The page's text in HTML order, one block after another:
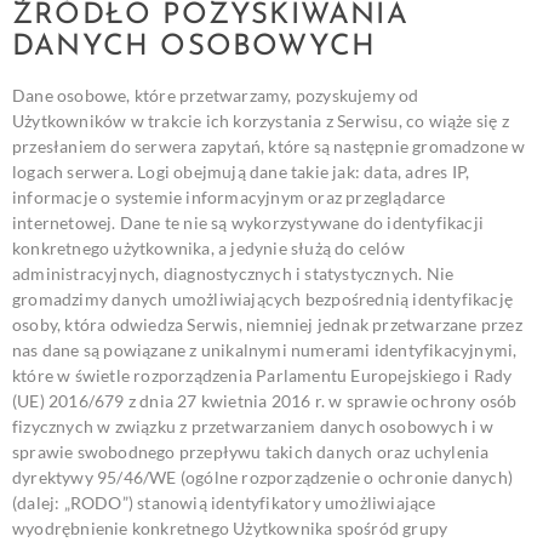
ŹRÓDŁO POZYSKIWANIA
DANYCH OSOBOWYCH
Dane osobowe, które przetwarzamy, pozyskujemy od
Użytkowników w trakcie ich korzystania z Serwisu, co wiąże się z
przesłaniem do serwera zapytań, które są następnie gromadzone w
logach serwera. Logi obejmują dane takie jak: data, adres IP,
informacje o systemie informacyjnym oraz przeglądarce
internetowej. Dane te nie są wykorzystywane do identyfikacji
konkretnego użytkownika, a jedynie służą do celów
administracyjnych, diagnostycznych i statystycznych. Nie
gromadzimy danych umożliwiających bezpośrednią identyfikację
osoby, która odwiedza Serwis, niemniej jednak przetwarzane przez
nas dane są powiązane z unikalnymi numerami identyfikacyjnymi,
które w świetle rozporządzenia Parlamentu Europejskiego i Rady
(UE) 2016/679 z dnia 27 kwietnia 2016 r. w sprawie ochrony osób
fizycznych w związku z przetwarzaniem danych osobowych i w
sprawie swobodnego przepływu takich danych oraz uchylenia
dyrektywy 95/46/WE (ogólne rozporządzenie o ochronie danych)
(dalej: „RODO”) stanowią identyfikatory umożliwiające
wyodrębnienie konkretnego Użytkownika spośród grupy